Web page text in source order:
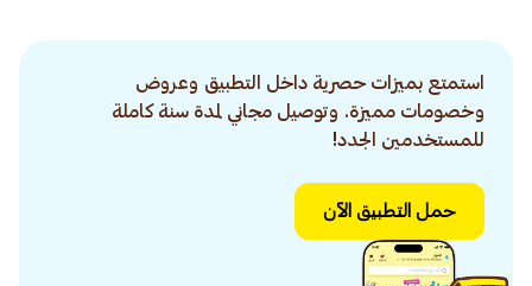
استمتع بميزات حصرية داخل التطبيق وعروض
وخصومات مميزة. وتوصيل مجاني لمدة سنة كاملة
للمستخدمين الجدد!
حمل التطبيق الآن